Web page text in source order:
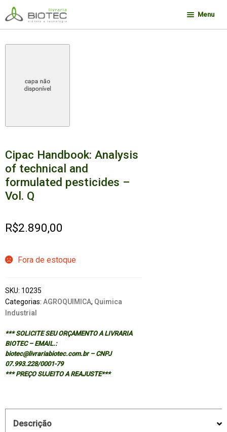
Pular
para
navegação
Pular
para
o
conteúdo
Menu
Cipac Handbook: Analysis
of technical and
formulated pesticides –
Vol. Q
R$2.890,00
Fora de estoque
SKU: 10235
Categorias: AGROQUIMICA, Quimica
Industrial
*** SOLICITE SEU ORÇAMENTO A LIVRARIA
BIOTEC – EMAIL.:
biotec@livrariabiotec.com.br – CNPJ
07.993.228/0001-79
*** PREÇO SUJEITO A REAJUSTE***
Descrição